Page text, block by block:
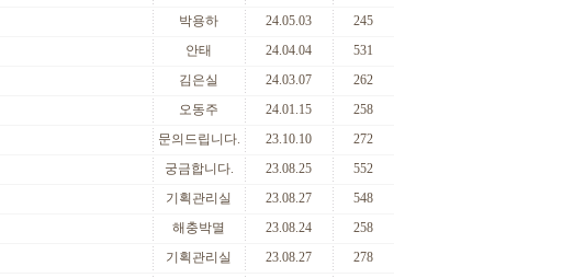
박용하 24.05.03
245
안태 24.04.04
531
김은실 24.03.07
262
오동주 24.01.15
258
문의드립니다. 23.10.10
272
궁금합니다. 23.08.25
552
기획관리실 23.08.27
548
해충박멸 23.08.24
258
기획관리실 23.08.27 278